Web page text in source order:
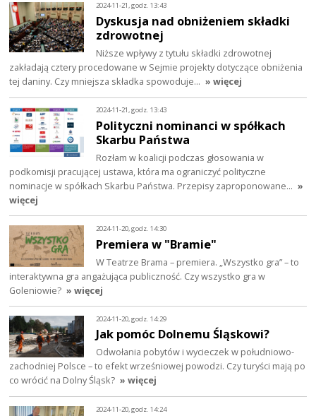
2024-11-21, godz. 13:43
Dyskusja nad obniżeniem składki
zdrowotnej
Niższe wpływy z tytułu składki zdrowotnej
zakładają cztery procedowane w Sejmie projekty dotyczące obniżenia
tej daniny. Czy mniejsza składka spowoduje… » więcej
2024-11-21, godz. 13:43
Polityczni nominanci w spółkach
Skarbu Państwa
Rozłam w koalicji podczas głosowania w
podkomisji pracującej ustawa, która ma ograniczyć polityczne
nominacje w spółkach Skarbu Państwa. Przepisy zaproponowane… »
więcej
2024-11-20, godz. 14:30
Premiera w "Bramie"
W Teatrze Brama – premiera. „Wszystko gra” – to
interaktywna gra angażująca publiczność. Czy wszystko gra w
Goleniowie? » więcej
2024-11-20, godz. 14:29
Jak pomóc Dolnemu Śląskowi?
Odwołania pobytów i wycieczek w południowo-
zachodniej Polsce – to efekt wrześniowej powodzi. Czy turyści mają po
co wrócić na Dolny Śląsk? » więcej
2024-11-20, godz. 14:24